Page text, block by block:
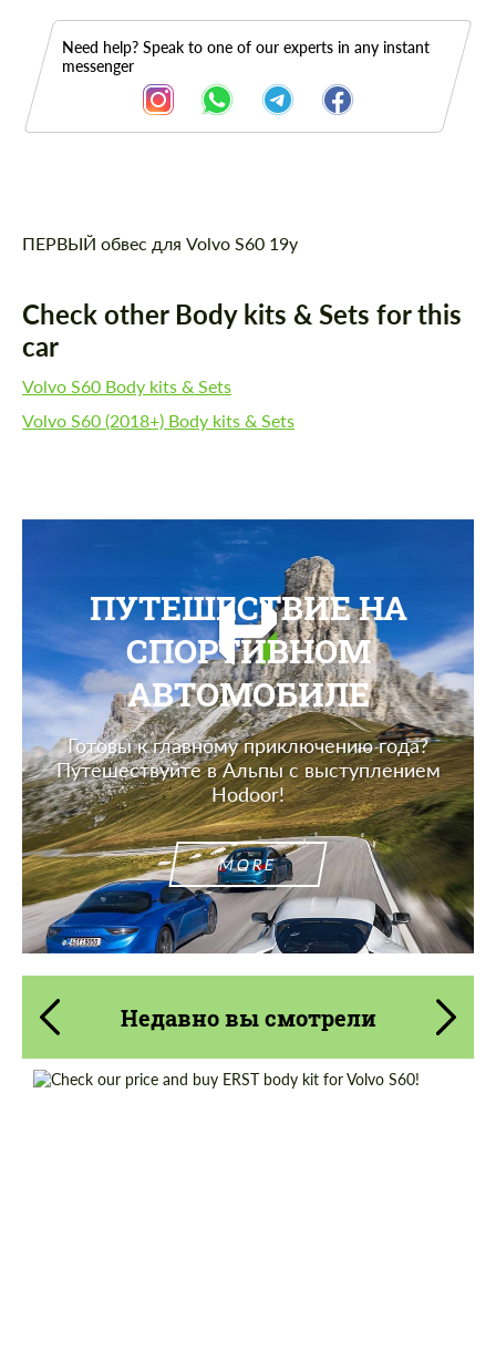
Need help? Speak to one of our experts in any instant
messenger
Описание
ПЕРВЫЙ обвес для Volvo S60 19y
Check other Body kits & Sets for this
car
Volvo S60 Body kits & Sets
Volvo S60 (2018+) Body kits & Sets
ПУТЕШЕСТВИЕ НА
СПОРТИВНОМ
АВТОМОБИЛЕ
Готовы к главному приключению года?
Путешествуйте в Альпы с выступлением
Hodoor!
MORE
Недавно вы смотрели